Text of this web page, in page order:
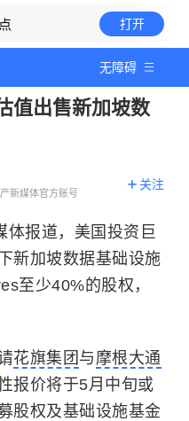
打开
无障碍
值出售新加坡数
新媒体官方账号
关注
体报道，美国投资巨
新加坡数据基础设施
至少40%的股权，
花旗集团 与 摩根大通
报价将于5月中旬或
股权及基础设施基金